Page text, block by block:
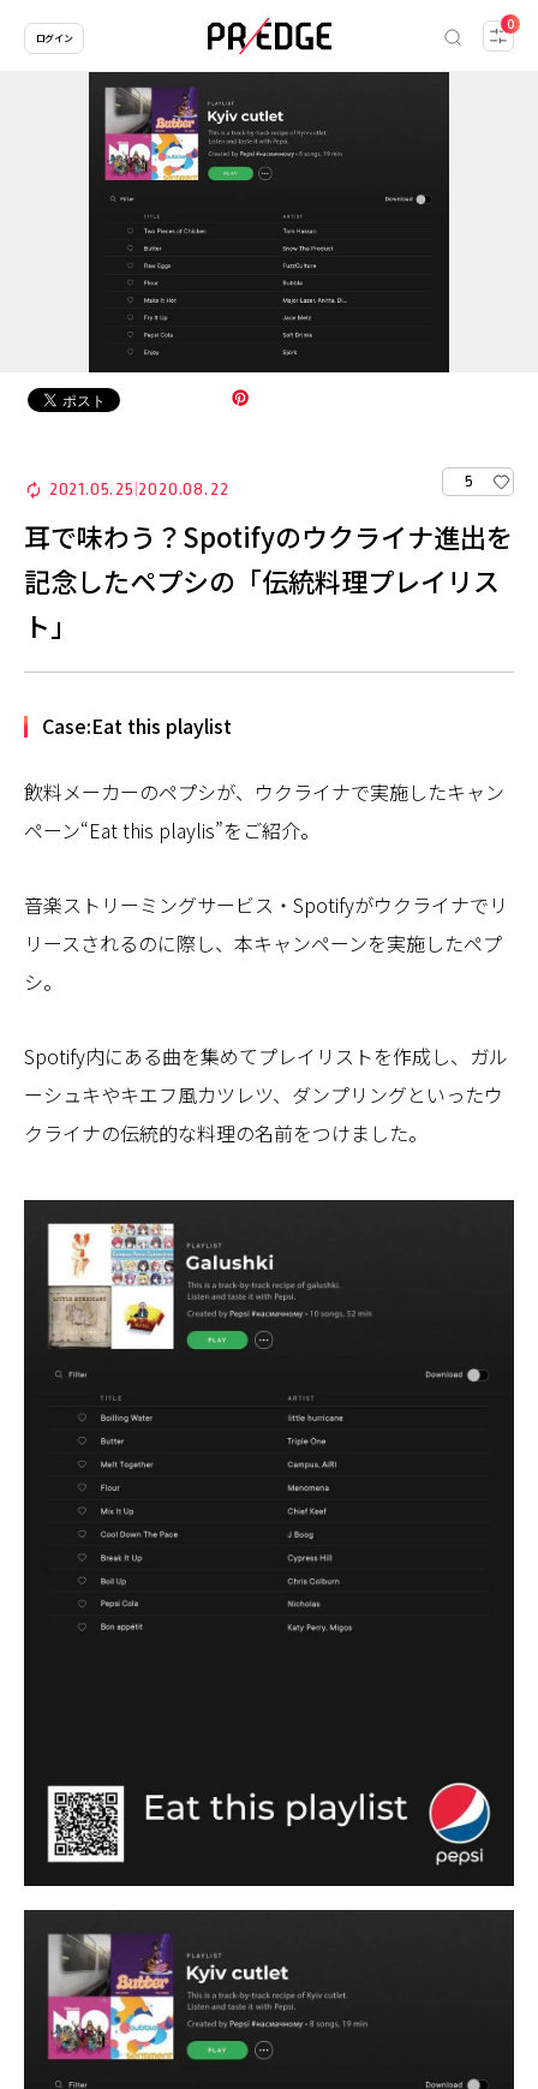
0
ログイン
2021.05.25 2020.08.22 5
耳で味わう？Spotifyのウクライナ進出を
記念したペプシの「伝統料理プレイリス
ト」
Case:Eat this playlist
飲料メーカーのペプシが、ウクライナで実施したキャン
ペーン“Eat this playlis”をご紹介。
音楽ストリーミングサービス・Spotifyがウクライナでリ
リースされるのに際し、本キャンペーンを実施したペプ
シ。
Spotify内にある曲を集めてプレイリストを作成し、ガル
ーシュキやキエフ風カツレツ、ダンプリングといったウ
クライナの伝統的な料理の名前をつけました。